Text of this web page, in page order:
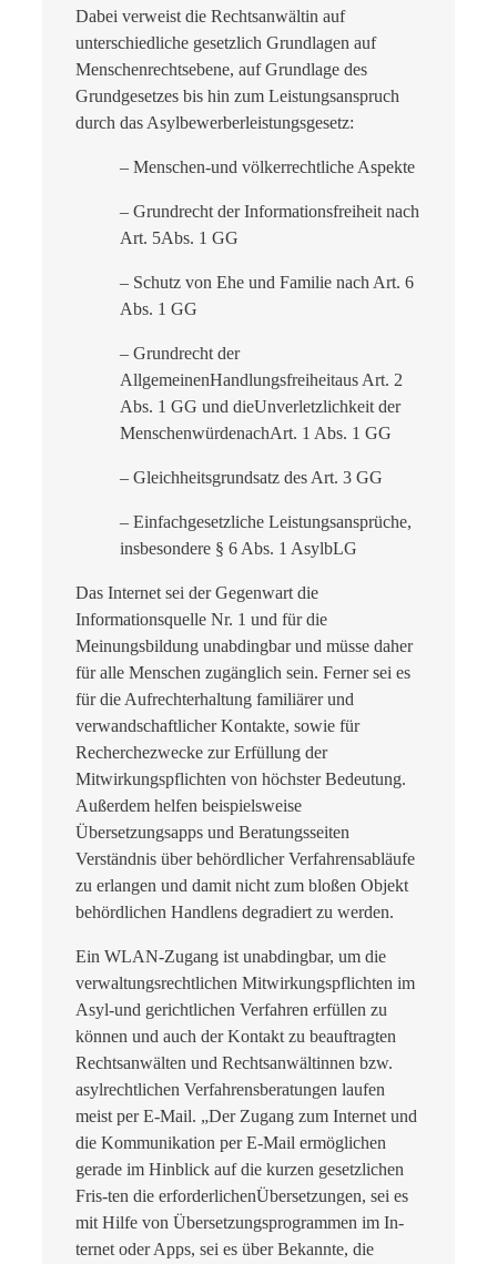
Dabei verweist die Rechtsanwältin auf
unterschiedliche gesetzlich Grundlagen auf
Menschenrechtsebene, auf Grundlage des
Grundgesetzes bis hin zum Leistungsanspruch
durch das Asylbewerberleistungsgesetz:
– Menschen-und völkerrechtliche Aspekte
– Grundrecht der Informationsfreiheit nach
Art. 5Abs. 1 GG
– Schutz von Ehe und Familie nach Art. 6
Abs. 1 GG
– Grundrecht der
AllgemeinenHandlungsfreiheitaus Art. 2
Abs. 1 GG und dieUnverletzlichkeit der
MenschenwürdenachArt. 1 Abs. 1 GG
– Gleichheitsgrundsatz des Art. 3 GG
– Einfachgesetzliche Leistungsansprüche,
insbesondere § 6 Abs. 1 AsylbLG
Das Internet sei der Gegenwart die
Informationsquelle Nr. 1 und für die
Meinungsbildung unabdingbar und müsse daher
für alle Menschen zugänglich sein. Ferner sei es
für die Aufrechterhaltung familiärer und
verwandschaftlicher Kontakte, sowie für
Recherchezwecke zur Erfüllung der
Mitwirkungspflichten von höchster Bedeutung.
Außerdem helfen beispielsweise
Übersetzungsapps und Beratungsseiten
Verständnis über behördlicher Verfahrensabläufe
zu erlangen und damit nicht zum bloßen Objekt
behördlichen Handlens degradiert zu werden.
Ein WLAN-Zugang ist unabdingbar, um die
verwaltungsrechtlichen Mitwirkungspflichten im
Asyl-und gerichtlichen Verfahren erfüllen zu
können und auch der Kontakt zu beauftragten
Rechtsanwälten und Rechtsanwältinnen bzw.
asylrechtlichen Verfahrensberatungen laufen
meist per E-Mail. „Der Zugang zum Internet und
die Kommunikation per E-Mail ermöglichen
gerade im Hinblick auf die kurzen gesetzlichen
Fris-ten die erforderlichenÜbersetzungen, sei es
mit Hilfe von Übersetzungsprogrammen im In-
ternet oder Apps, sei es über Bekannte, die